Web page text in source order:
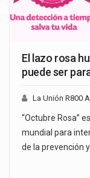
El lazo rosa
puede ser
La Unión R800
“Octubre Rosa”
mundial para
de la prevención